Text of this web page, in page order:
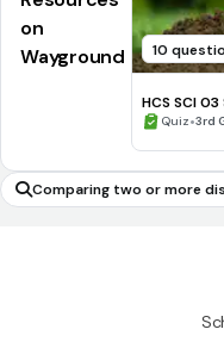
on
Wayground
10
HCS SCI
Quiz•3rd
Comparing two or more
of their shapes